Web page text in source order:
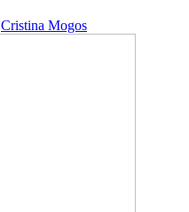
Cristina Mogos